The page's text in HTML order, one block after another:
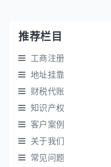
推荐栏目
工商注册
地址挂靠
财税代账
知识产权
客户案例
关于我们
常见问题